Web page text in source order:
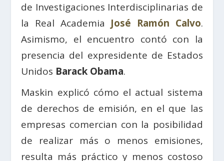
de Investigaciones Interdisciplinarias de
la Real Academia José Ramón Calvo.
Asimismo, el encuentro contó con la
presencia del expresidente de Estados
Unidos Barack Obama.
Maskin explicó cómo el actual sistema
de derechos de emisión, en el que las
empresas comercian con la posibilidad
de realizar más o menos emisiones,
resulta más práctico y menos costoso